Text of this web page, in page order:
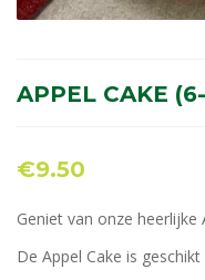
APPEL CAKE
€9.50
Geniet van onze heerlijke
De Appel Cake is